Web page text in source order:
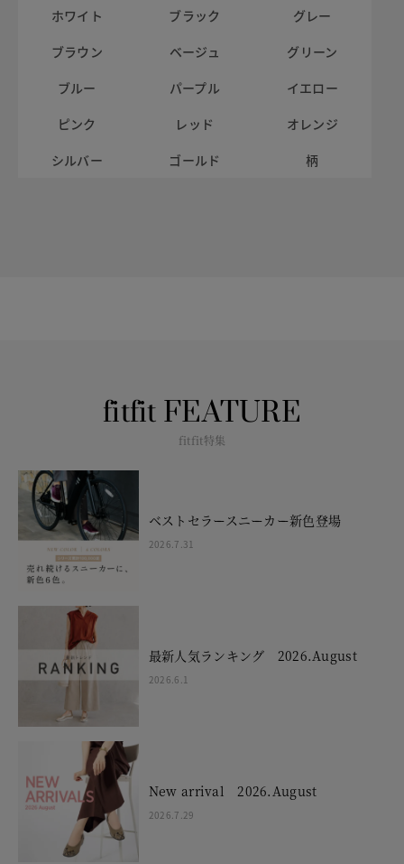
ホワイト ブラック
グレー
ブラウン
ベージュ
グリーン
ブルー
パープル
イエロー
ピンク
レッド
オレンジ
シルバー
ゴールド 柄
fitfit FEATURE
fitfit特集
ベストセラースニーカー新色登場
2026.7.31
最新人気ランキング 2026.August
2026.6.1
New arrival 2026.August
2026.7.29